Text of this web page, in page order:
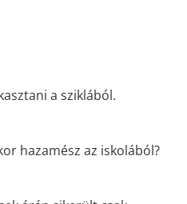
a sziklából.
hazamész az iskolából?